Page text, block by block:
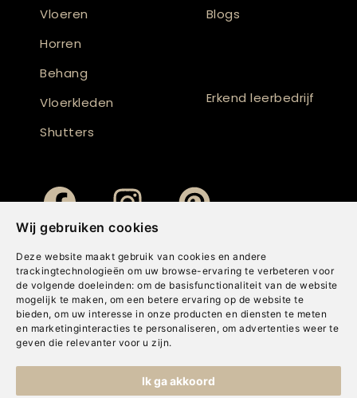
Wij gebruiken cookies
Deze website maakt gebruik van cookies en andere
trackingtechnologieën om uw browse-ervaring te verbeteren voor
de volgende doeleinden: om de basisfunctionaliteit van de website
mogelijk te maken , om een betere ervaring op de website te
bieden, om uw interesse in onze producten en diensten te meten
en marketinginteracties te personaliseren , om advertenties weer te
geven die relevanter voor u zijn.
Ik ga akkoord
Vloeren
Horren
Behang
Vloerkleden
Shutters
Blogs
Erkend leerbedrijf
Cookies